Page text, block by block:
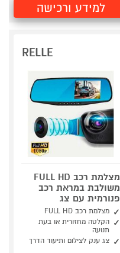
למידע ורכישה
RELLE
מצלמת רכב FULL HD
משולבת במראת רכב
פנורמית עם צג
מצלמת רכב FULL HD
הקלטה מחזורית או בעת
תנועה
צג ענק לצילום ותיעוד הדרך